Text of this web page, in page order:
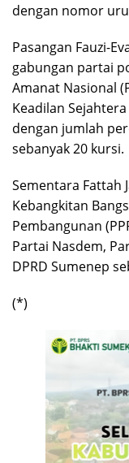
dengan nomor
Pasangan Fauzi-
gabungan partai
Amanat Nasional
Keadilan
dengan jumlah
sebanyak 20 kursi.
Sementara Fattah
Kebangkitan
Pembangunan
Partai Nasdem,
DPRD Sumenep
(*)